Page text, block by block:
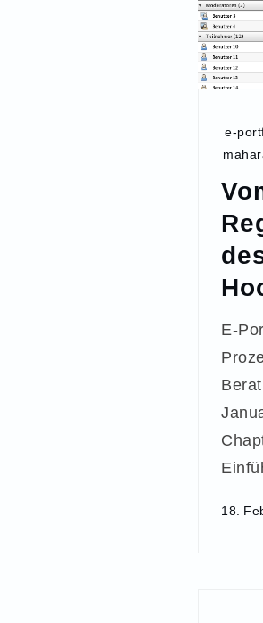
e-
E-
18.